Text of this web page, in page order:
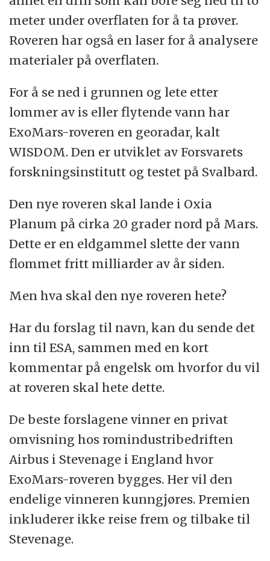
meter under overflaten for å ta prøver.
Roveren har også en laser for å analysere
materialer på overflaten.
For å se ned i grunnen og lete etter
lommer av is eller flytende vann har
ExoMars-roveren en georadar, kalt
WISDOM. Den er utviklet av Forsvarets
forskningsinstitutt og testet på Svalbard.
Den nye roveren skal lande i Oxia
Planum på cirka 20 grader nord på Mars.
Dette er en eldgammel slette der vann
flommet fritt milliarder av år siden.
Men hva skal den nye roveren hete?
Har du forslag til navn, kan du sende det
inn til ESA, sammen med en kort
kommentar på engelsk om hvorfor du vil
at roveren skal hete dette.
De beste forslagene vinner en privat
omvisning hos romindustribedriften
Airbus i Stevenage i England hvor
ExoMars-roveren bygges. Her vil den
endelige vinneren kunngjøres. Premien
inkluderer ikke reise frem og tilbake til
Stevenage.